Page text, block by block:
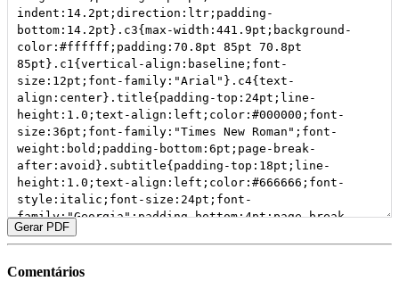
Gerar PDF
Comentários